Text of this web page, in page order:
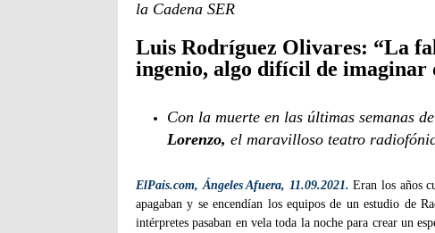
la Cadena SER
Luis Rodríguez Olivares: “La
ingenio, algo difícil de imaginar
Con la muerte en las últimas semanas de
Lorenzo, el maravilloso teatro
ElPaís.com, Ángeles Afuera, 11.09.2021. Eran los años
apagaban y se encendían los equipos de un estudio de
intérpretes pasaban en vela toda la noche para crear un